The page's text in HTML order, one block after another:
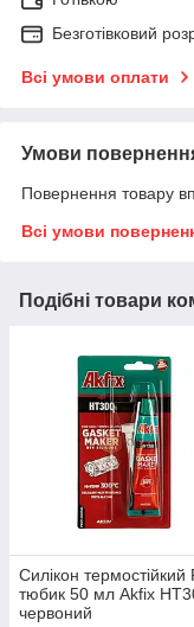
Безготівковий
Всі умови оплати
Умови
Повернення товару
Всі умови
Подібні товари
Силікон термостійкий
тюбик 50 мл Akfix
червоний